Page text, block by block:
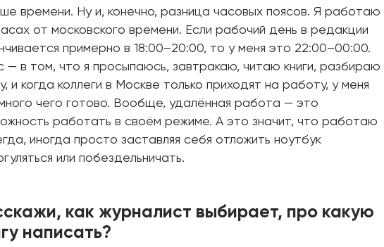
времени. Ну и, конечно, разница часовых поясов. Я работаю
от московского времени. Если рабочий день в редакции
примерно в 18:00–20:00, то у меня это 22:00–00:00.
— в том, что я просыпаюсь, завтракаю, читаю книги, разбираю
и когда коллеги в Москве только приходят на работу, у меня
чего готово. Вообще, удалённая работа — это
работать в своём режиме. А это значит, что работаю
иногда просто заставляя себя отложить ноутбук
или побездельничать.
как журналист выбирает, про какую
написать?